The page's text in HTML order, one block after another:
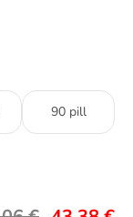
90 pill